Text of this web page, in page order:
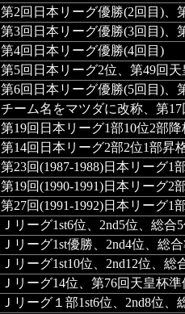
第2回日本リーグ優勝(2回目)、
第3回日本リーグ優勝(3回目)、
第4回日本リーグ優勝(4回目)
第5回日本リーグ2位、第49回
第6回日本リーグ優勝(5回目)、
チーム名をマツダに改称、第
第19回日本リーグ1部10位2部降
第14回日本リーグ2部2位1部昇
第23回(1987-1988)日本リーグ1
第19回(1990-1991)日本リーグ2
第27回(1991-1992)日本リーグ
Ｊリーグ1st6位、2nd5位、総合
Ｊリーグ1st優勝、2nd4位、総
Ｊリーグ1st10位、2nd12位、
Ｊリーグ14位、第76回天皇杯
Ｊリーグ１部1st6位、2nd8位